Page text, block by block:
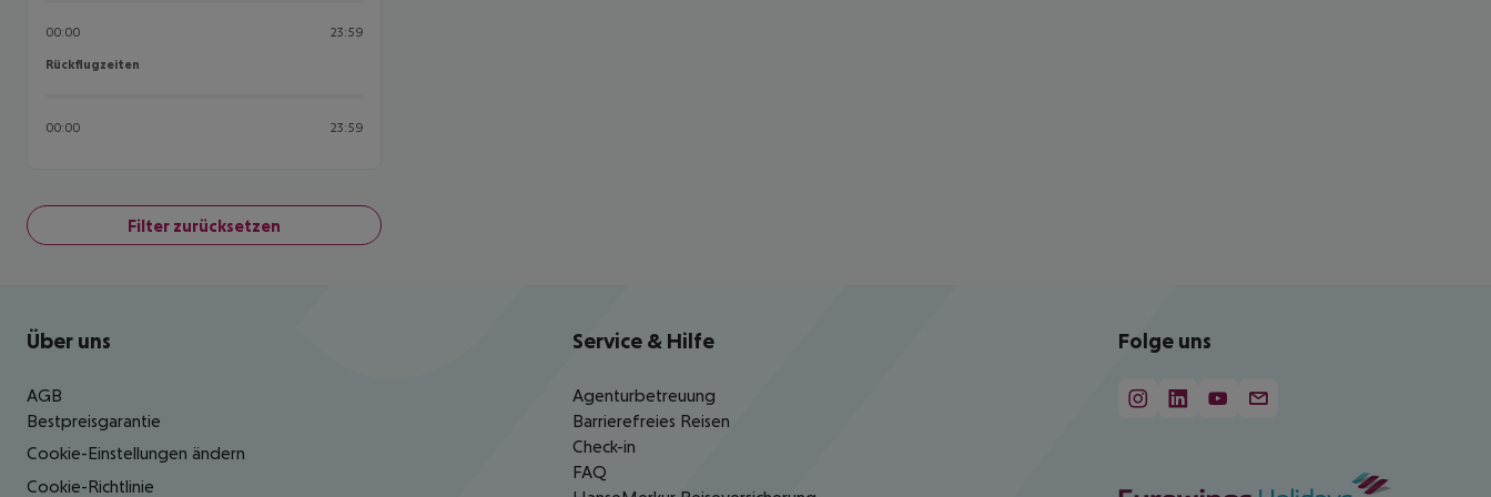
00:00 23:59
Rückflugzeiten
Rückflugzeiten
00:00 23:59
Filter zurücksetzen
Footer navigation
Über uns
AGB
Bestpreisgarantie
Cookie-Einstellungen ändern
Cookie-Richtlinie
Service & Hilfe
Agenturbetreuung
Barrierefreies Reisen
Check-in
FAQ
Folge uns